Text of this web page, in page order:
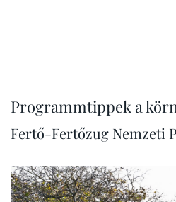
Programmtippek a
Fertő-Fertőzug Nemzeti